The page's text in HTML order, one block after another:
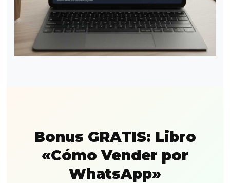
Bonus GRATIS: Libro
«Cómo Vender por
WhatsApp»